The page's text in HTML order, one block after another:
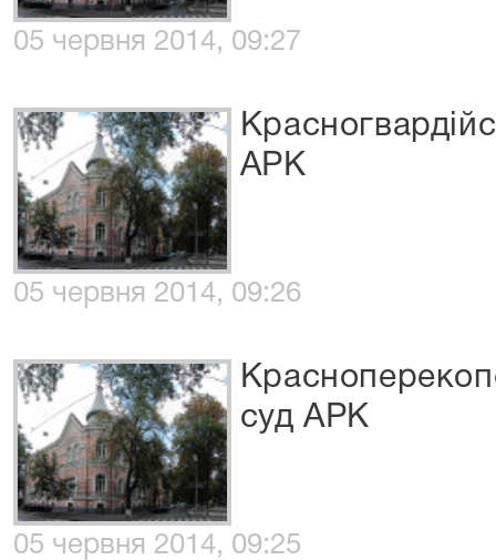
05 червня 2014, 09:27
АРК
05 червня 2014, 09:26
суд АРК
05 червня 2014, 09:25